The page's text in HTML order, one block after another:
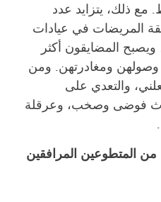
ذلك، يتزايد عدد
المريضات في عيادات
ويصبح المضايقون أكثر
وصولهن ومغادرتهن. ومن
والتعدي على
فوضى وصخب، وعرقلة
المتطوعين المرافقين